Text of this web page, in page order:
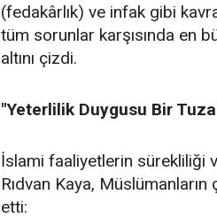
(fedakârlık) ve infak gibi
tüm sorunlar karşısında en
altını çizdi.
"Yeterlilik Duygusu Bir
İslami faaliyetlerin sürekliliği
Rıdvan Kaya,
etti: